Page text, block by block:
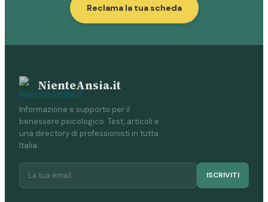
Reclama la tua scheda
NienteAnsia.it
Informazione e supporto per il
benessere psicologico. Test, articoli e
una directory di professionisti in tutta
Italia.
ISCRIVITI